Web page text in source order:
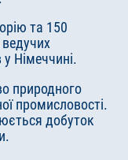
та 150
у Німеччині.
природного
промисловості.
добуток